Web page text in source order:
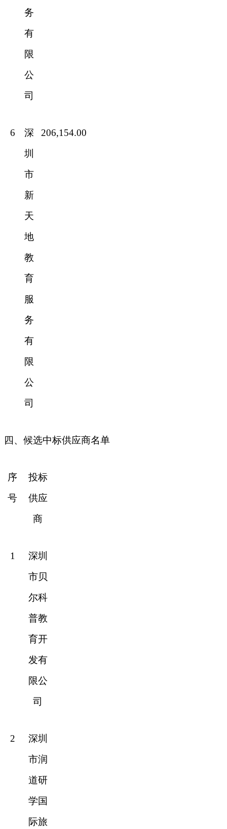
务
有
限
公
司
6
深
圳
市
新
天
地
教
育
服
务
有
限
公
司
206,154.00
四、候选中标供应商名单
序
号
投标
供应
商
1
深圳
市贝
尔科
普教
育开
发有
限公
司
2
深圳
市润
道研
学国
际旅